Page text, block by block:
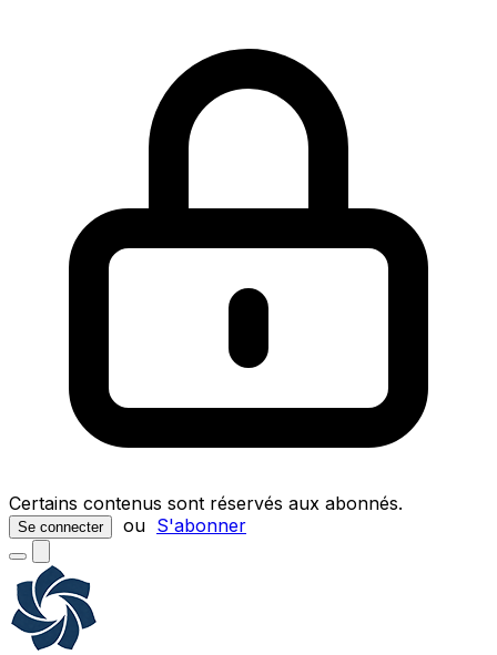
Certains contenus sont réservés aux abonnés.
Se connecter ou S'abonner